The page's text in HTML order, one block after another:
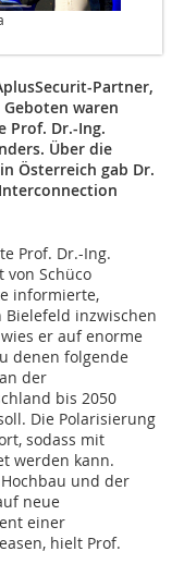
Partner,
waren
Prof. Dr.-Ing.
Über die
Österreich gab Dr.
Prof. Dr.-Ing.
von Schüco
informierte,
inzwischen
er auf enorme
denen folgende
der
bis 2050
Die Polarisierung
sodass mit
werden kann.
und der
neue
einer
hielt Prof.